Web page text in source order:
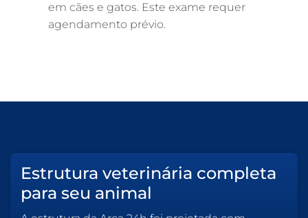
em cães e gatos. Este exame requer
agendamento prévio.
Estrutura veterinária completa
para seu animal